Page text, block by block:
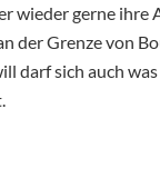
wieder gerne ihre
der Grenze von
darf sich auch